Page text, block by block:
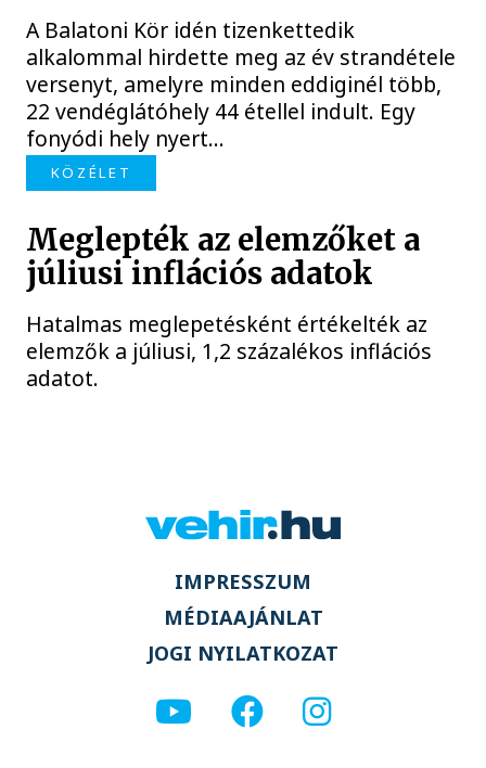
A Balatoni Kör idén tizenkettedik
alkalommal hirdette meg az év strandétele
versenyt, amelyre minden eddiginél több,
22 vendéglátóhely 44 étellel indult. Egy
fonyódi hely nyert...
KÖZÉLET
Meglepték az elemzőket a
júliusi inflációs adatok
Hatalmas meglepetésként értékelték az
elemzők a júliusi, 1,2 százalékos inflációs
adatot.
IMPRESSZUM
MÉDIAAJÁNLAT
JOGI NYILATKOZAT